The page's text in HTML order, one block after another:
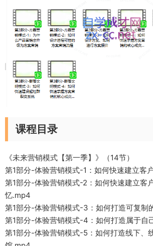
课程目录
《未来营销模式【第一季】》（14节）
第1部分-体验营销模式-1：如何快速建立客
第1部分-体验营销模式-2：如何快速建立客
忆.mp4
第1部分-体验营销模式-3：如何打造可复制
第1部分-体验营销模式-4：如何打造属于自
第1部分-体验营销模式-5：如何打造线下、